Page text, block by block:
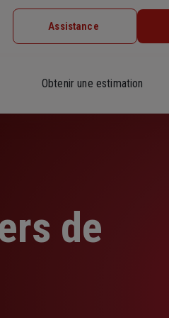
Assistance
Obtenir une estimation
de